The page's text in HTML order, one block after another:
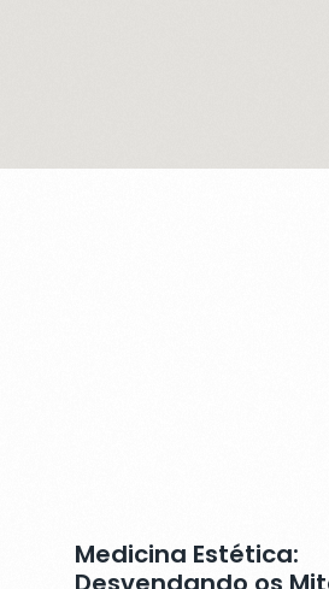
Medicina Estética: